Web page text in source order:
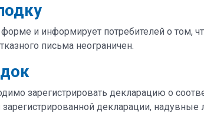
и информирует потребителей о том,
письма неограничен.
зарегистрировать декларацию о
декларации, надувные